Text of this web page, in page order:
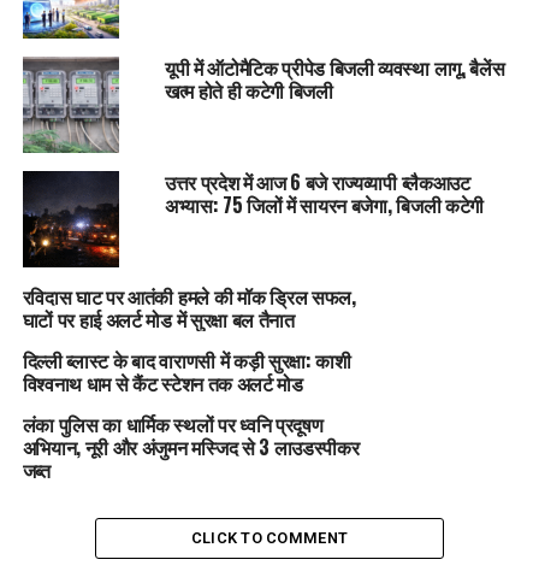
यूपी में ऑटोमैटिक प्रीपेड बिजली व्यवस्था लागू, बैलेंस
खत्म होते ही कटेगी बिजली
उत्तर प्रदेश में आज 6 बजे राज्यव्यापी ब्लैकआउट
अभ्यास: 75 जिलों में सायरन बजेगा, बिजली कटेगी
रविदास घाट पर आतंकी हमले की मॉक ड्रिल सफल,
घाटों पर हाई अलर्ट मोड में सुरक्षा बल तैनात
दिल्ली ब्लास्ट के बाद वाराणसी में कड़ी सुरक्षा: काशी
विश्वनाथ धाम से कैंट स्टेशन तक अलर्ट मोड
लंका पुलिस का धार्मिक स्थलों पर ध्वनि प्रदूषण
अभियान, नूरी और अंजुमन मस्जिद से 3 लाउडस्पीकर
जब्त
CLICK TO COMMENT